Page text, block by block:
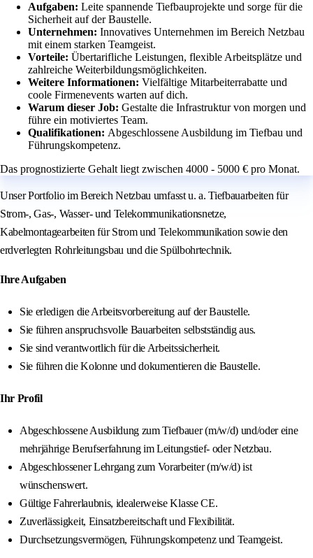
Aufgaben: Leite spannende Tiefbauprojekte und sorge für die
Sicherheit auf der Baustelle.
Unternehmen: Innovatives Unternehmen im Bereich Netzbau
mit einem starken Teamgeist.
Vorteile: Übertarifliche Leistungen, flexible Arbeitsplätze und
zahlreiche Weiterbildungsmöglichkeiten.
Weitere Informationen: Vielfältige Mitarbeiterrabatte und
coole Firmenevents warten auf dich.
Warum dieser Job: Gestalte die Infrastruktur von morgen und
führe ein motiviertes Team.
Qualifikationen: Abgeschlossene Ausbildung im Tiefbau und
Führungskompetenz.
Das prognostizierte Gehalt liegt zwischen 4000 - 5000 € pro Monat.
Unser Portfolio im Bereich Netzbau umfasst u. a. Tiefbauarbeiten für
Strom-, Gas-, Wasser- und Telekommunikationsnetze,
Kabelmontagearbeiten für Strom und Telekommunikation sowie den
erdverlegten Rohrleitungsbau und die Spülbohrtechnik.
Ihre Aufgaben
Sie erledigen die Arbeitsvorbereitung auf der Baustelle.
Sie führen anspruchsvolle Bauarbeiten selbstständig aus.
Sie sind verantwortlich für die Arbeitssicherheit.
Sie führen die Kolonne und dokumentieren die Baustelle.
Ihr Profil
Abgeschlossene Ausbildung zum Tiefbauer (m/w/d) und/oder eine
mehrjährige Berufserfahrung im Leitungstief- oder Netzbau.
Abgeschlossener Lehrgang zum Vorarbeiter (m/w/d) ist
wünschenswert.
Gültige Fahrerlaubnis, idealerweise Klasse CE.
Zuverlässigkeit, Einsatzbereitschaft und Flexibilität.
Durchsetzungsvermögen, Führungskompetenz und Teamgeist.